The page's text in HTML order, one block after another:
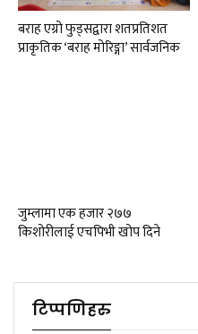
बराह एग्रो फुड्सद्वारा शतप्रतिशत
प्राकृतिक ‘बराह मोरिङ्गा’ सार्वजनिक
जुम्लामा एक हजार २७७
किशोरीलाई एचपिभी खोप दिने
टिप्पणिहरु